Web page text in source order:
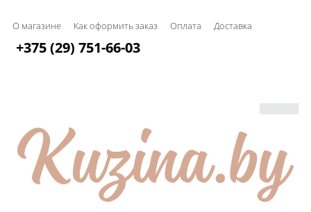
О магазине Как оформить заказ Оплата Доставка
+375 (29) 751-66-03